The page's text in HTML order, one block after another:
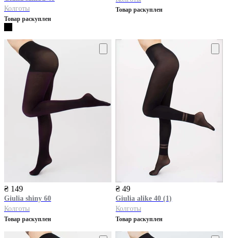
Колготы
Товар раскуплен
Товар раскуплен
₴ 149
Giulia shiny 60
Колготы
Товар раскуплен
₴ 49
Giulia alike 40 (1)
Колготы
Товар раскуплен